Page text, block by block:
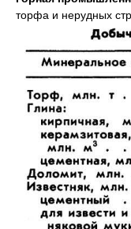
торфа и нерудных